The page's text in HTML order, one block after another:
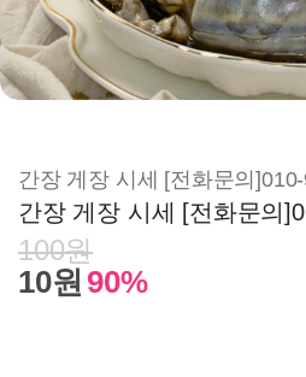
간장 게장 시세 [전화문의
간장 게장 시세 [전화문의
100원
10원 90%